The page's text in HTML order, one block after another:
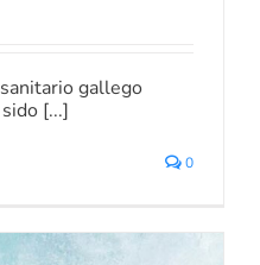
gallego
[...]
0